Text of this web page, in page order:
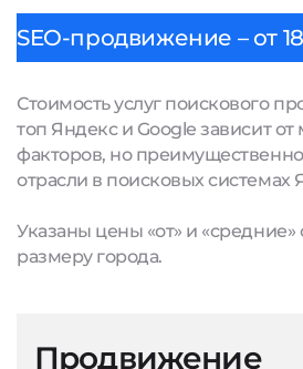
SEO-продвижение – от
Стоимость услуг поискового
топ Яндекс и Google зависит
факторов, но
отрасли в поисковых системах
Указаны цены «от» и «средние»
размеру города.
Продвижение